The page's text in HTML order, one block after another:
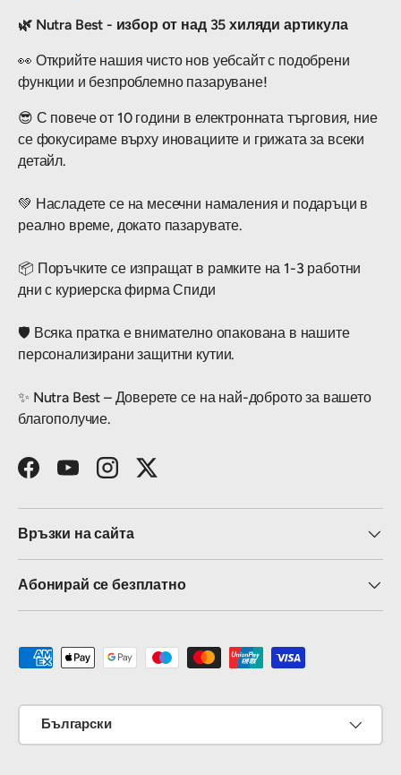
🌿 Nutra Best - избор от над 35 хиляди артикула
👀 Открийте нашия чисто нов уебсайт с подобрени
функции и безпроблемно пазаруване!
😎 С повече от 10 години в електронната търговия, ние
се фокусираме върху иновациите и грижата за всеки
детайл.
💚 Насладете се на месечни намаления и подаръци в
реално време, докато пазарувате.
📦 Поръчките се изпращат в рамките на 1-3 работни
дни с куриерска фирма Спиди
🛡️ Всяка пратка е внимателно опакована в нашите
персонализирани защитни кутии.
✨ Nutra Best – Доверете се на най-доброто за вашето
благополучие.
FacebookYouTubeInstagramTwitter
Връзки на сайта
Абонирай се безплатно
Приемат се методи на плащане
Български